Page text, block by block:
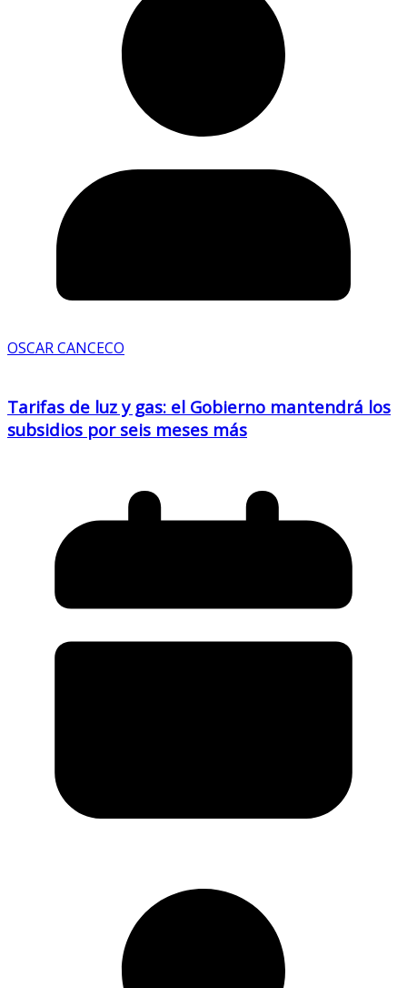
OSCAR CANCECO
Tarifas de luz y gas: el Gobierno mantendrá los
subsidios por seis meses más